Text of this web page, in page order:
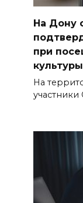
На Дону
при
На